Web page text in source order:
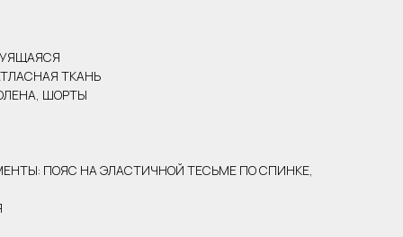
ТКАНЬ
ШОРТЫ
ПОЯС НА ЭЛАСТИЧНОЙ ТЕСЬМЕ ПО СПИНКЕ,